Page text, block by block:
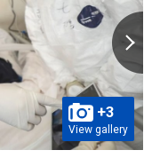
+3
View gallery